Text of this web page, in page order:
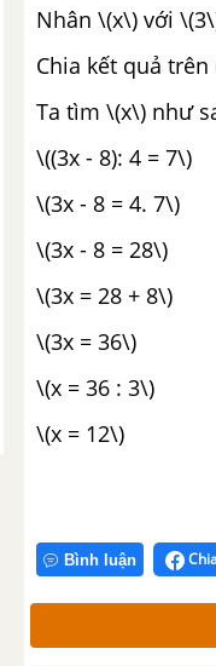
Nhân \(x\) với
Chia kết quả
Ta tìm \(x\) như
\((3x - 8): 4 = 7\)
\(3x - 8 = 4. 7\)
\(3x - 8 = 28\)
\(3x = 28 + 8\)
\(3x = 36\)
\(x = 36 : 3\)
\(x = 12\)
Bình luận